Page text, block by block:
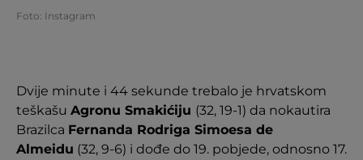
Foto: Instagram
Dvije minute i 44 sekunde trebalo je hrvatskom
teškašu Agronu Smakićiju (32, 19-1) da nokautira
Brazilca Fernanda Rodriga Simoesa de
Almeidu (32, 9-6) i dođe do 19. pobjede, odnosno 17.